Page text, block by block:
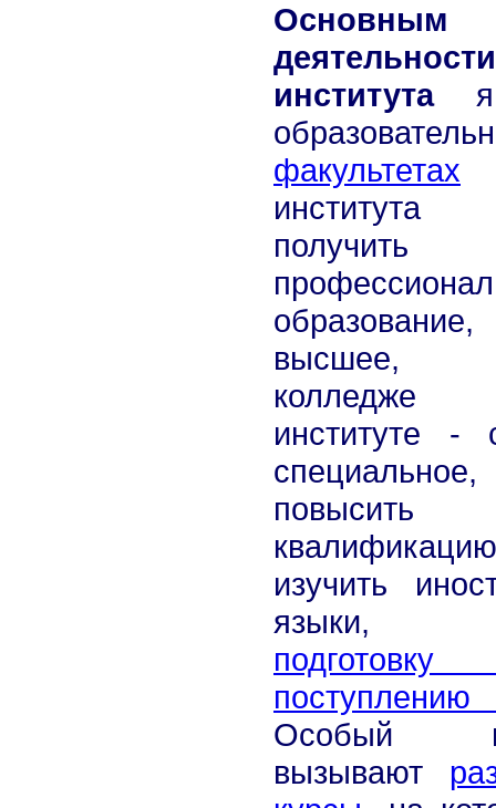
Основным
деятельности
института
факультетах
института
получить
институте -
специальное,
изучить
языки,
Особый
вызывают